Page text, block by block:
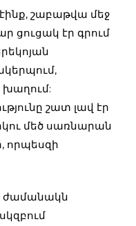
շաբաթվա մեջ
ցուցակ էր գրում
խաղում:
շատ լավ էր
մեծ սառնարան
որպեսզի
ժամանակն